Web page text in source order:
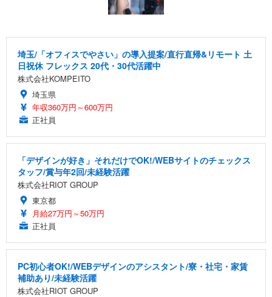
埼玉/「オフィスでやさい」の導入提案/直行直帰&リモート 土
日祝休 フレックス 20代・30代活躍中
株式会社KOMPEITO
埼玉県
年収360万円～600万円
正社員
「デザインが好き」それだけでOK!/WEBサイトのチェックス
タッフ/賞与年2回/未経験活躍
株式会社RIOT GROUP
東京都
月給27万円～50万円
正社員
PC初心者OK!/WEBデザインのアシスタント/寮・社宅・家賃
補助あり/未経験活躍
株式会社RIOT GROUP